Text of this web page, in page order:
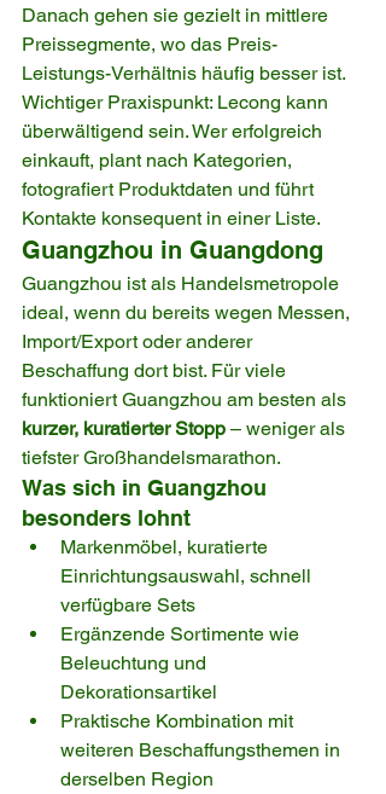
Danach gehen sie gezielt in mittlere
Preissegmente, wo das Preis-
Leistungs-Verhältnis häufig besser ist.
Wichtiger Praxispunkt: Lecong kann
überwältigend sein. Wer erfolgreich
einkauft, plant nach Kategorien,
fotografiert Produktdaten und führt
Kontakte konsequent in einer Liste.
Guangzhou in Guangdong
Guangzhou ist als Handelsmetropole
ideal, wenn du bereits wegen Messen,
Import/Export oder anderer
Beschaffung dort bist. Für viele
funktioniert Guangzhou am besten als
kurzer, kuratierter Stopp – weniger als
tiefster Großhandelsmarathon.
Was sich in Guangzhou
besonders lohnt
Markenmöbel, kuratierte
Einrichtungsauswahl, schnell
verfügbare Sets
Ergänzende Sortimente wie
Beleuchtung und
Dekorationsartikel
Praktische Kombination mit
weiteren Beschaffungsthemen in
derselben Region